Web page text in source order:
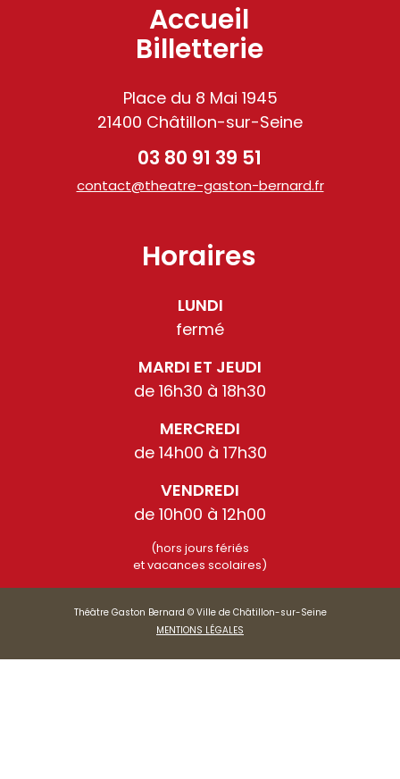
Accueil
Billetterie
Place du 8 Mai 1945
21400 Châtillon-sur-Seine
03 80 91 39 51
contact@theatre-gaston-bernard.fr
Horaires
LUNDI
fermé
MARDI ET JEUDI
de 16h30 à 18h30
MERCREDI
de 14h00 à 17h30
VENDREDI
de 10h00 à 12h00
(hors jours fériés
et vacances scolaires)
Théâtre Gaston Bernard © Ville de Châtillon-sur-Seine
MENTIONS LÉGALES